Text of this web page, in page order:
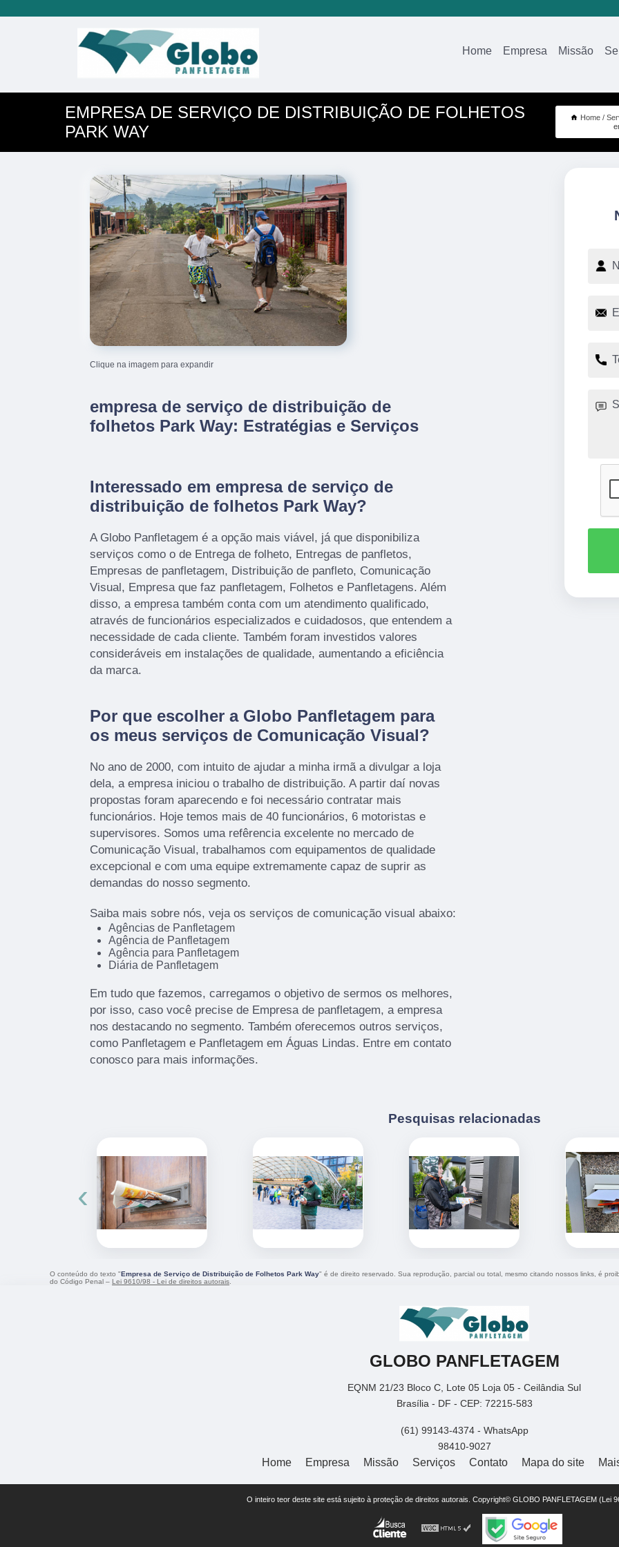
Home Empresa Missão
EMPRESA DE SERVIÇO DE DISTRIBUIÇÃO DE FOLHETOS
PARK WAY
Home
Clique na imagem para expandir
empresa de serviço de distribuição de
folhetos Park Way: Estratégias e Serviços
Interessado em empresa de serviço de
distribuição de folhetos Park Way?
A Globo Panfletagem é a opção mais viável, já que disponibiliza
serviços como o de Entrega de folheto, Entregas de panfletos,
Empresas de panfletagem, Distribuição de panfleto, Comunicação
Visual, Empresa que faz panfletagem, Folhetos e Panfletagens. Além
disso, a empresa também conta com um atendimento qualificado,
através de funcionários especializados e cuidadosos, que entendem a
necessidade de cada cliente. Também foram investidos valores
consideráveis em instalações de qualidade, aumentando a eficiência
da marca.
Por que escolher a Globo Panfletagem para
os meus serviços de Comunicação Visual?
No ano de 2000, com intuito de ajudar a minha irmã a divulgar a loja
dela, a empresa iniciou o trabalho de distribuição. A partir daí novas
propostas foram aparecendo e foi necessário contratar mais
funcionários. Hoje temos mais de 40 funcionários, 6 motoristas e
supervisores. Somos uma refêrencia excelente no mercado de
Comunicação Visual, trabalhamos com equipamentos de qualidade
excepcional e com uma equipe extremamente capaz de suprir as
demandas do nosso segmento.
Saiba mais sobre nós, veja os serviços de comunicação visual abaixo:
Agências de Panfletagem
Agência de Panfletagem
Agência para Panfletagem
Diária de Panfletagem
Em tudo que fazemos, carregamos o objetivo de sermos os melhores,
por isso, caso você precise de Empresa de panfletagem, a empresa
nos destacando no segmento. Também oferecemos outros serviços,
como Panfletagem e Panfletagem em Águas Lindas. Entre em contato
conosco para mais informações.
Pesquisas relacionadas
‹
O conteúdo do texto "Empresa de Serviço de Distribuição de Folhetos Park Way" é de direito reservado. Sua reprodução, parcial ou total, mesmo citando nossos links, é
do Código Penal – Lei 9610/98 - Lei de direitos autorais
GLOBO PANFLETAGEM
EQNM 21/23 Bloco C, Lote 05 Loja 05 - Ceilândia Sul
Brasília - DF - CEP: 72215-583
(61) 99143-4374 - WhatsApp
98410-9027
Home Empresa Missão Serviços Contato Mapa do site
O inteiro teor deste site está sujeito à proteção de direitos autorais. Copyright© GLOBO PANFLETAGEM (Lei